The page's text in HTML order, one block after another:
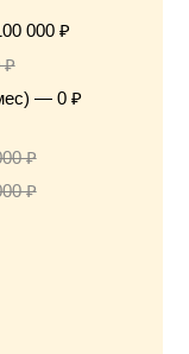
000 ₽
₽
— 0 ₽
₽
₽